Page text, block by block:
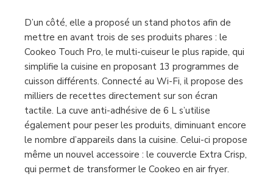
D’un côté, elle a proposé un stand photos afin de
mettre en avant trois de ses produits phares : le
Cookeo Touch Pro, le multi-cuiseur le plus rapide, qui
simplifie la cuisine en proposant 13 programmes de
cuisson différents. Connecté au Wi-Fi, il propose des
milliers de recettes directement sur son écran
tactile. La cuve anti-adhésive de 6 L s’utilise
également pour peser les produits, diminuant encore
le nombre d’appareils dans la cuisine. Celui-ci propose
même un nouvel accessoire : le couvercle Extra Crisp,
qui permet de transformer le Cookeo en air fryer.